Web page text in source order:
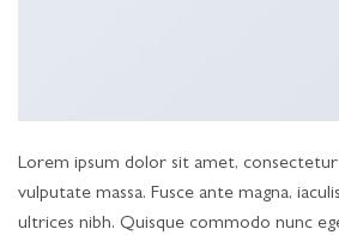
Lorem ipsum dolor sit amet, consectetur
vulputate massa. Fusce ante magna,
ultrices nibh. Quisque commodo nunc